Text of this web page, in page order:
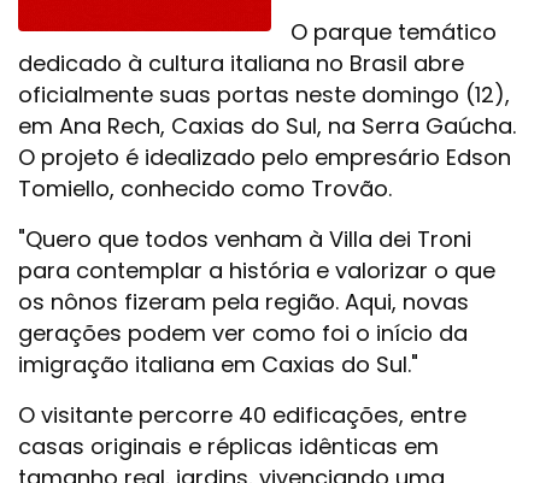
O parque temático
dedicado à cultura italiana no Brasil abre
oficialmente suas portas neste domingo (12),
em Ana Rech, Caxias do Sul, na Serra Gaúcha.
O projeto é idealizado pelo empresário Edson
Tomiello, conhecido como Trovão.
"Quero que todos venham à Villa dei Troni
para contemplar a história e valorizar o que
os nônos fizeram pela região. Aqui, novas
gerações podem ver como foi o início da
imigração italiana em Caxias do Sul."
O visitante percorre 40 edificações, entre
casas originais e réplicas idênticas em